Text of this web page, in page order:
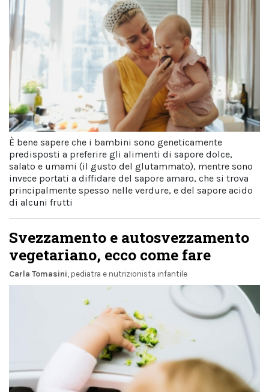
È bene sapere che i bambini sono geneticamente
predisposti a preferire gli alimenti di sapore dolce,
salato e umami (il gusto del glutammato), mentre sono
invece portati a diffidare del sapore amaro, che si trova
principalmente spesso nelle verdure, e del sapore acido
di alcuni frutti
Svezzamento e autosvezzamento
vegetariano, ecco come fare
Carla Tomasini, pediatra e nutrizionista infantile